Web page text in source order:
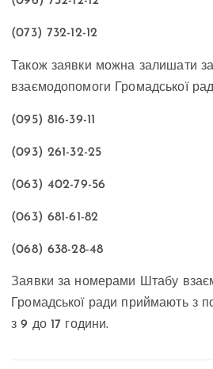
(073) 732-12-12
Також заявки можна залишати
взаємодопомоги Громадської
(095) 816-39-11
(093) 261-32-25
(063) 402-79-56
(063) 681-61-82
(068) 638-28-48
Заявки за номерами Штабу
Громадської ради приймають з
з 9 до 17 години.